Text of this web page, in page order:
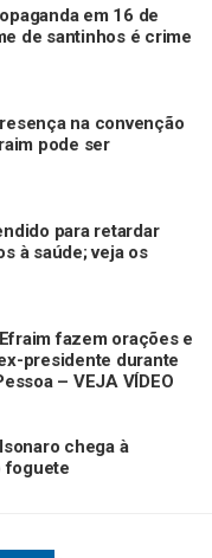
em 16 de
de santinhos é crime
na convenção
pode ser
para retardar
à saúde; veja os
fazem orações e
presidente durante
– VEJA VÍDEO
chega à
foguete